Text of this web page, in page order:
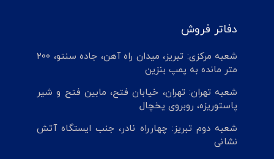
دفاتر فروش
شعبه مرکزی: تبریز، میدان راه آهن، جاده سنتو، 200
متر مانده به پمپ بنزین
شعبه تهران: تهران، خیابان فتح، مابین فتح و شیر
پاستوریزه، روبروی یخچال
شعبه دوم تبریز: چهارراه نادر، جنب ایستگاه آتش
نشانی